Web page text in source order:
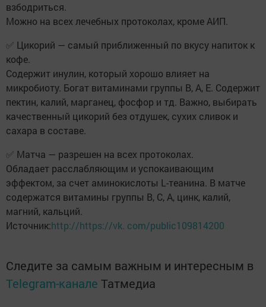
взбодриться.
Можно на всех лечебных протоколах, кроме АИП.
✅ Цикорий — самый приближенный по вкусу напиток к
кофе.
Содержит инулин, который хорошо влияет на
микробиоту. Богат витаминами группы В, А, Е. Содержит
пектин, калий, марганец, фосфор и тд. Важно, выбирать
качественный цикорий без отдушек, сухих сливок и
сахара в составе.
✅ Матча — разрешен на всех протоколах.
Обладает расслабляющим и успокаивающим
эффектом, за счет аминокислоты L-теанина. В матче
содержатся витамины группы В, С, А, цинк, калий,
магний, кальций.
Источник:http://https://vk. com/public109814200
Следите за самым важным и интересным в
Telegram-канале Татмедиа